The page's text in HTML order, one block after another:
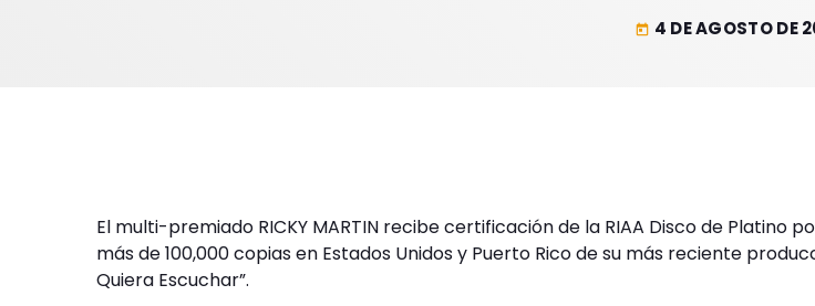
today 4 DE AGOSTO DE
El multi-premiado RICKY MARTIN recibe certificación de la RIAA Disco de Platino
más de 100,000 copias en Estados Unidos y Puerto Rico de su más reciente
Quiera Escuchar”.